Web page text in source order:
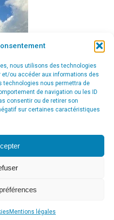
nous utilisons des technologies
ou accéder aux informations des
technologies nous permettra de
de navigation ou les ID
consentir ou de retirer son
sur certaines caractéristiques
Mentions légales
[ Agence CS ] - Conseil en